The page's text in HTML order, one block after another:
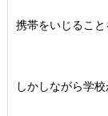
携帯をいじること
しかしながら学